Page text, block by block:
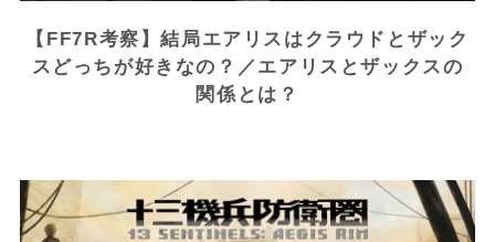
【FF7R考察】結局エアリスはクラウドとザック
スどっちが好きなの？／エアリスとザックスの
関係とは？